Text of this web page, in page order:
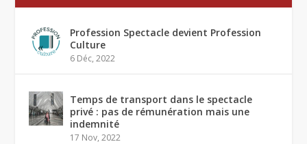
Profession Spectacle devient Profession
Culture
6 Déc, 2022
Temps de transport dans le spectacle
privé : pas de rémunération mais une
indemnité
17 Nov, 2022